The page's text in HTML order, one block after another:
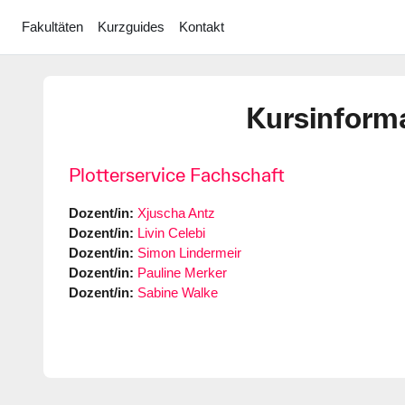
Fakultäten
Kurzguides Kontakt
Plotterservice Fachschaft
Dozent/in: Xjuscha Antz
Dozent/in: Livin Celebi
Dozent/in: Simon Lindermeir
Dozent/in: Pauline Merker
Dozent/in: Sabine Walke